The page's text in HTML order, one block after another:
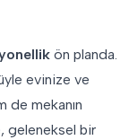
ön planda.
evinize ve
de mekanın
geleneksel bir